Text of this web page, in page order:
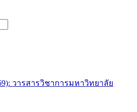
วารสารวิชาการมหาวิทยาลัย